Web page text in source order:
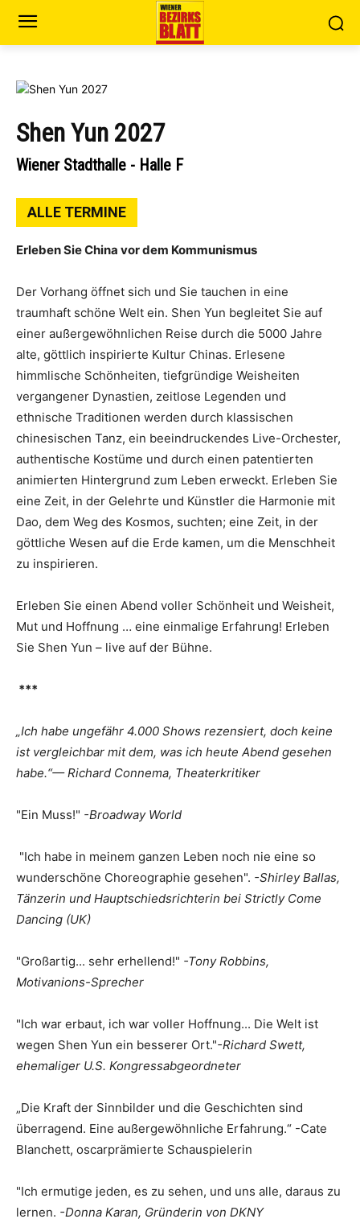
Shen Yun 2027
Wiener Stadthalle - Halle F
ALLE TERMINE
Erleben Sie China vor dem Kommunismus
Der Vorhang öffnet sich und Sie tauchen in eine
traumhaft schöne Welt ein. Shen Yun begleitet Sie auf
einer außergewöhnlichen Reise durch die 5000 Jahre
alte, göttlich inspirierte Kultur Chinas. Erlesene
himmlische Schönheiten, tiefgründige Weisheiten
vergangener Dynastien, zeitlose Legenden und
ethnische Traditionen werden durch klassischen
chinesischen Tanz, ein beeindruckendes Live-Orchester,
authentische Kostüme und durch einen patentierten
animierten Hintergrund zum Leben erweckt. Erleben Sie
eine Zeit, in der Gelehrte und Künstler die Harmonie mit
Dao, dem Weg des Kosmos, suchten; eine Zeit, in der
göttliche Wesen auf die Erde kamen, um die Menschheit
zu inspirieren.
Erleben Sie einen Abend voller Schönheit und Weisheit,
Mut und Hoffnung … eine einmalige Erfahrung! Erleben
Sie Shen Yun – live auf der Bühne.
***
„Ich habe ungefähr 4.000 Shows rezensiert, doch keine
ist vergleichbar mit dem, was ich heute Abend gesehen
habe.“— Richard Connema, Theaterkritiker
"Ein Muss!" -Broadway World
"Ich habe in meinem ganzen Leben noch nie eine so
wunderschöne Choreographie gesehen". -Shirley Ballas,
Tänzerin und Hauptschiedsrichterin bei Strictly Come
Dancing (UK)
"Großartig... sehr erhellend!" -Tony Robbins,
Motivanions-Sprecher
"Ich war erbaut, ich war voller Hoffnung... Die Welt ist
wegen Shen Yun ein besserer Ort."-Richard Swett,
ehemaliger U.S. Kongressabgeordneter
„Die Kraft der Sinnbilder und die Geschichten sind
überragend. Eine außergewöhnliche Erfahrung.“ -Cate
Blanchett, oscarprämierte Schauspielerin
"Ich ermutige jeden, es zu sehen, und uns alle, daraus zu
lernen. -Donna Karan, Gründerin von DKNY